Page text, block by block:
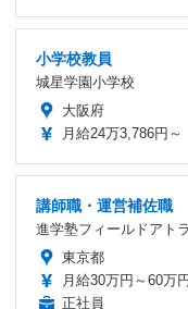
小学校教員
城星学園小学校
大阪府
月給24万3,786円～
講師職・運営補佐職
進学塾フィールドアト
東京都
月給30万円～60万円
正社員